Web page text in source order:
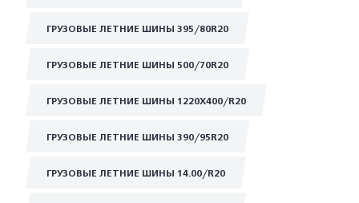
ГРУЗОВЫЕ ЛЕТНИЕ ШИНЫ 395/80R20
ГРУЗОВЫЕ ЛЕТНИЕ ШИНЫ 500/70R20
ГРУЗОВЫЕ ЛЕТНИЕ ШИНЫ 1220Х400/R20
ГРУЗОВЫЕ ЛЕТНИЕ ШИНЫ 390/95R20
ГРУЗОВЫЕ ЛЕТНИЕ ШИНЫ 14.00/R20